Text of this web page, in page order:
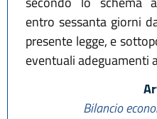
entro sessanta giorni
presente legge, e
eventuali adeguamenti
Bilancio